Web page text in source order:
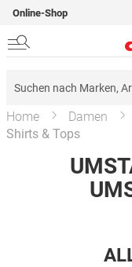
Online-Shop
Home Damen
Shirts & Tops